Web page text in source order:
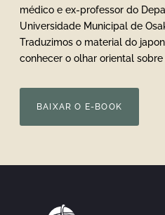
médico e ex-professor do
Universidade Municipal de
Traduzimos o material do
conhecer o olhar oriental sobre
BAIXAR O E-BOOK